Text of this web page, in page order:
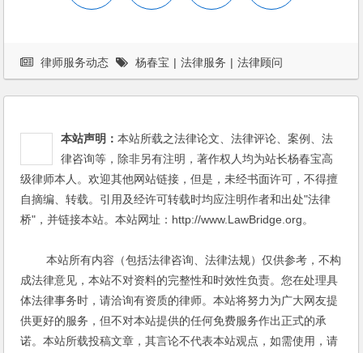
律师服务动态 杨春宝 | 法律服务 | 法律顾问
本站声明：本站所载之法律论文、法律评论、案例、法
律咨询等，除非另有注明，著作权人均为站长杨春宝高
级律师本人。欢迎其他网站链接，但是，未经书面许可，不得擅
自摘编、转载。引用及经许可转载时均应注明作者和出处"法律
桥"，并链接本站。本站网址：http://www.LawBridge.org。
本站所有内容（包括法律咨询、法律法规）仅供参考，不构
成法律意见，本站不对资料的完整性和时效性负责。您在处理具
体法律事务时，请洽询有资质的律师。本站将努力为广大网友提
供更好的服务，但不对本站提供的任何免费服务作出正式的承
诺。本站所载投稿文章，其言论不代表本站观点，如需使用，请